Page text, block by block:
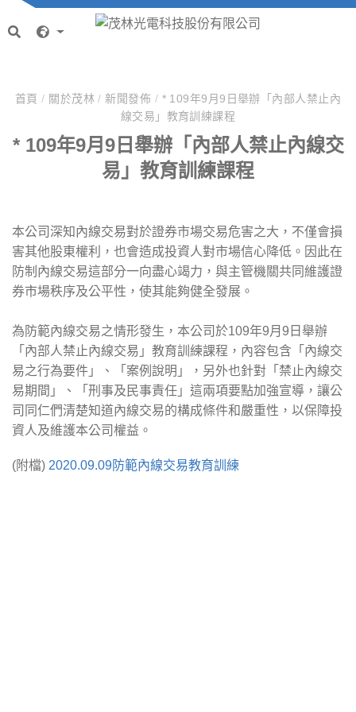
首頁/ 關於茂林/ 新聞發佈 / * 109年9月9日舉辦「內部人禁止內
線交易」教育訓練課程
* 109年9月9日舉辦「內部人禁止內線交
易」教育訓練課程
本公司深知內線交易對於證券市場交易危害之大，不僅會損
害其他股東權利，也會造成投資人對市場信心降低。因此在
防制內線交易這部分一向盡心竭力，與主管機關共同維護證
券市場秩序及公平性，使其能夠健全發展。
為防範內線交易之情形發生，本公司於109年9月9日舉辦
「內部人禁止內線交易」教育訓練課程，內容包含「內線交
易之行為要件」、「案例說明」，另外也針對「禁止內線交
易期間」、「刑事及民事責任」這兩項要點加強宣導，讓公
司同仁們清楚知道內線交易的構成條件和嚴重性，以保障投
資人及維護本公司權益。
(附檔) 2020.09.09防範內線交易教育訓練